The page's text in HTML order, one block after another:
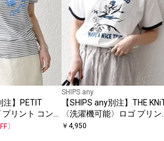
注】PETIT
リント コンパ
26SS
〕
SHIPS any
【SHIPS any別注】THE
〈洗濯機可能〉ロゴ プリン
リンガー TEE
￥ 4,950